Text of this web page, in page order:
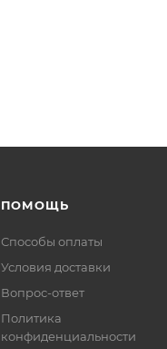
ПОМОЩЬ
Способы оплаты
Условия доставки
Вопрос-ответ
Политика
конфиденциальности